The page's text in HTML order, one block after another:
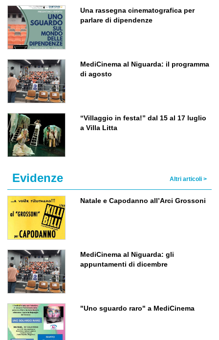
Una rassegna cinematografica per
parlare di dipendenze
MediCinema al Niguarda: il programma
di agosto
“Villaggio in festa!” dal 15 al 17 luglio
a Villa Litta
Evidenze Altri articoli >
Natale e Capodanno all’Arci Grossoni
MediCinema al Niguarda: gli
appuntamenti di dicembre
"Uno sguardo raro" a MediCinema